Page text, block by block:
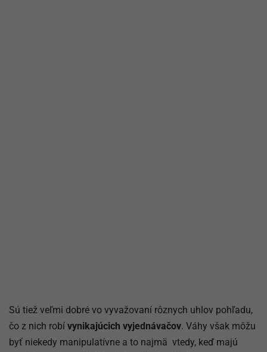
Sú tiež veľmi dobré vo vyvažovaní rôznych uhlov pohľadu,
čo z nich robí vynikajúcich vyjednávačov. Váhy však môžu
byť niekedy manipulatívne a to najmä vtedy, keď majú